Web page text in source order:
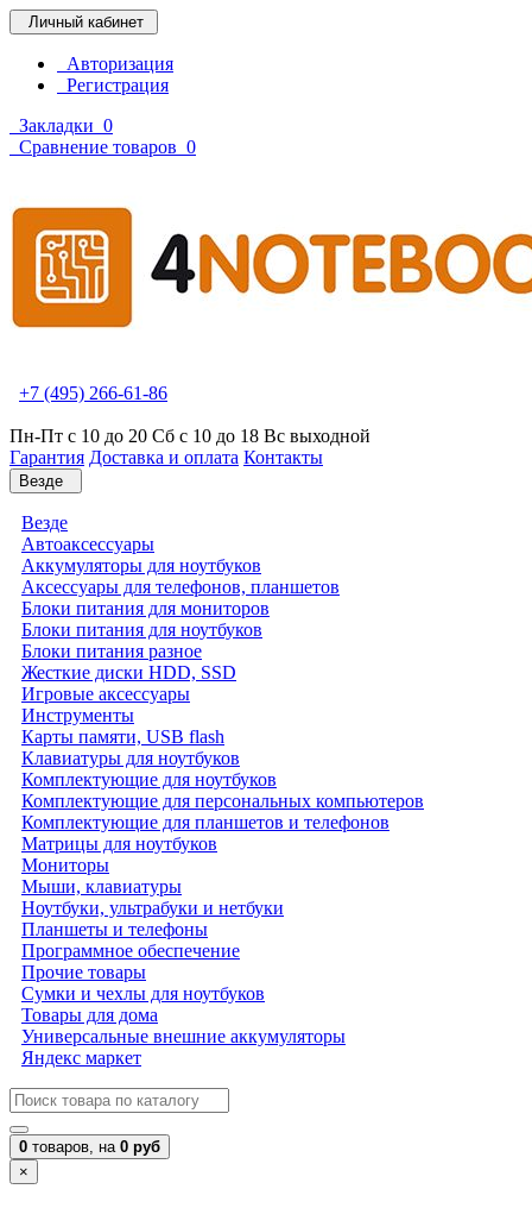
Личный кабинет
Авторизация
Регистрация
Закладки 0
Сравнение товаров 0
+7 (495) 266-61-86
Пн-Пт с 10 до 20 Сб с 10 до 18 Вс выходной
Гарантия Доставка и оплата Контакты
Везде
Везде
Автоаксессуары
Аккумуляторы для ноутбуков
Аксессуары для телефонов, планшетов
Блоки питания для мониторов
Блоки питания для ноутбуков
Блоки питания разное
Жесткие диски HDD, SSD
Игровые аксессуары
Инструменты
Карты памяти, USB flash
Клавиатуры для ноутбуков
Комплектующие для ноутбуков
Комплектующие для персональных компьютеров
Комплектующие для планшетов и телефонов
Матрицы для ноутбуков
Мониторы
Мыши, клавиатуры
Ноутбуки, ультрабуки и нетбуки
Планшеты и телефоны
Программное обеспечение
Прочие товары
Сумки и чехлы для ноутбуков
Товары для дома
Универсальные внешние аккумуляторы
Яндекс маркет
0 товаров, на 0 руб
×